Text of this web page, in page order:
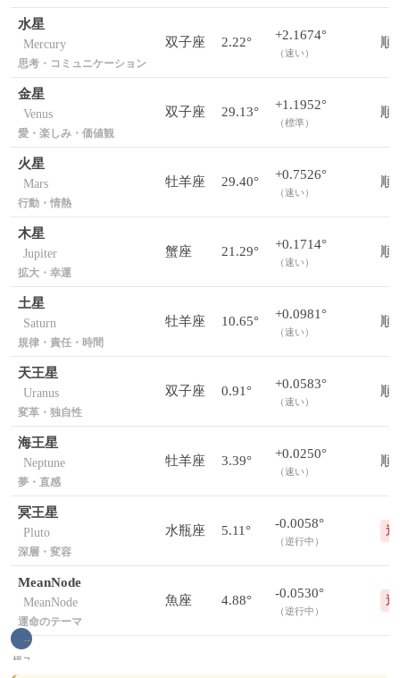
水星
Mercury
思考・コミュニケーション
双子座 2.22° +2.1674°
（速い）
順
金星
Venus
愛・楽しみ・価値観
双子座 29.13° +1.1952°
（標準）
順
火星
Mars
行動・情熱
牡羊座 29.40° +0.7526°
（速い）
順
木星
Jupiter
拡大・幸運
蟹座 21.29° +0.1714°
（速い）
順
土星
Saturn
規律・責任・時間
牡羊座 10.65° +0.0981°
（速い）
順
天王星
Uranus
変革・独自性
双子座 0.91° +0.0583°
（速い）
順
海王星
Neptune
夢・直感
牡羊座 3.39° +0.0250°
（速い）
順
冥王星
Pluto
深層・変容
水瓶座 5.11° -0.0058°
（逆行中）
MeanNode
MeanNode
運命のテーマ
魚座 4.88° -0.0530°
（逆行中）